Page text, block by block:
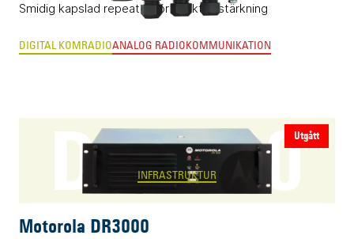
Smidig kapslad repeater för punktförstärkning
DIGITAL KOMRADIOANALOG RADIOKOMMUNIKATION
Utgått
DR3000
INFRASTRUKTUR
Motorola DR3000